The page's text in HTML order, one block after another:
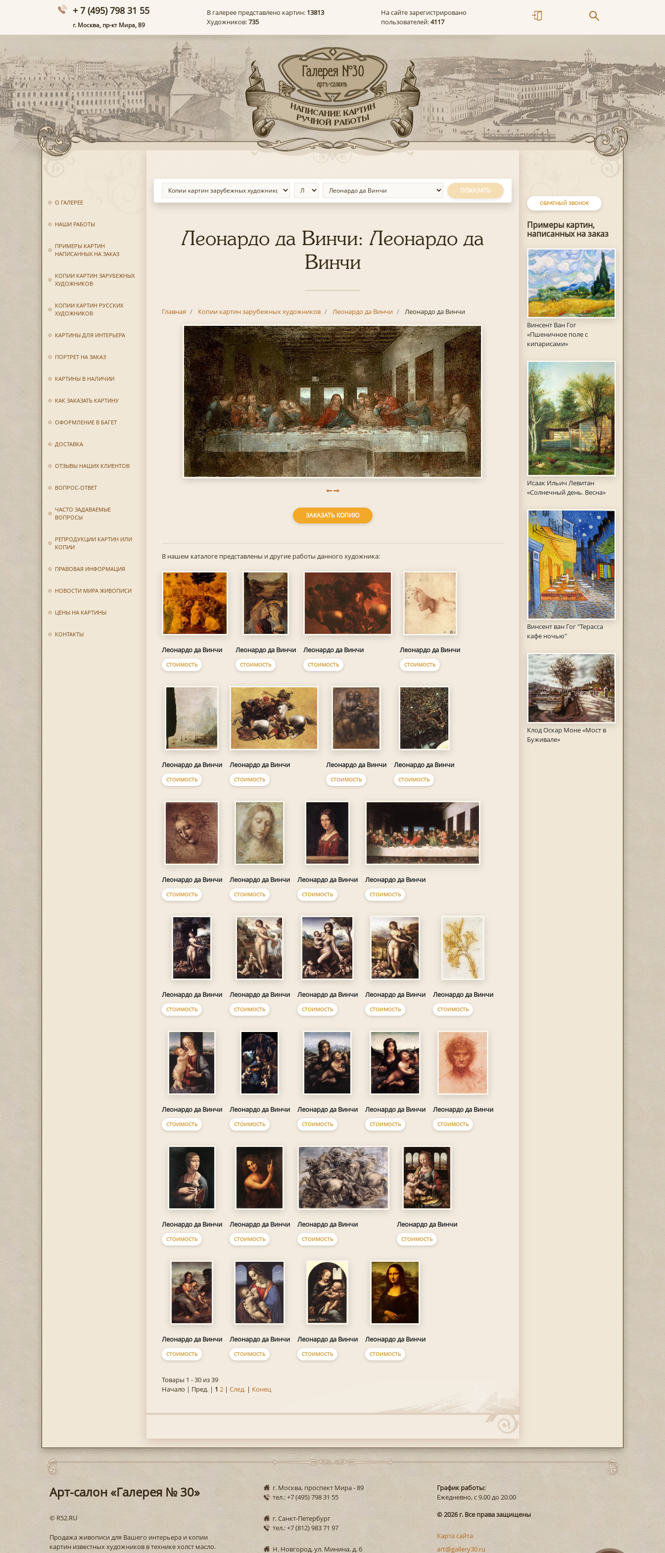
+ 7 (495) 798 31 55
г. Москва, пр-кт Мира, 89
В галерее представлено картин: 13813
Художников:735
На сайте зарегистрировано
пользователей:4117
О ГАЛЕРЕЕ
НАШИ РАБОТЫ
ПРИМЕРЫ КАРТИН
НАПИСАННЫХ НА ЗАКАЗ
КОПИИ КАРТИН ЗАРУБЕЖНЫХ
ХУДОЖНИКОВ
КОПИИ КАРТИН РУССКИХ
ХУДОЖНИКОВ
КАРТИНЫ ДЛЯ ИНТЕРЬЕРА
ПОРТРЕТ НА ЗАКАЗ
КАРТИНЫ В НАЛИЧИИ
КАК ЗАКАЗАТЬ КАРТИНУ
ОФОРМЛЕНИЕ В БАГЕТ
ДОСТАВКА
ОТЗЫВЫ НАШИХ КЛИЕНТОВ
ВОПРОС-ОТВЕТ
ЧАСТО ЗАДАВАЕМЫЕ
ВОПРОСЫ
РЕПРОДУКЦИИ КАРТИН ИЛИ
КОПИИ
ПРАВОВАЯ ИНФОРМАЦИЯ
НОВОСТИ МИРА ЖИВОПИСИ
ЦЕНЫ НА КАРТИНЫ
КОНТАКТЫ
ОБРАТНЫЙ ЗВОНОК
Примеры картин,
написанных на заказ
Винсент Ван Гог
«Пшеничное поле с
кипарисами»
Исаак Ильич Левитан
«Солнечный день. Весна»
Винсент ван Гог "Терасса
кафе ночью"
Клод Оскар Моне «Мост в
Буживале»
ПОКАЗАТЬ
Леонардо да Винчи: Леонардо да
Винчи
Главная Копии картин зарубежных художников Леонардо да Винчи Леонардо да Винчи
ЗАКАЗАТЬ КОПИЮ
В нашем каталоге представлены и другие работы данного художника:
Леонардо да Винчи
СТОИМОСТЬ
Леонардо да Винчи
СТОИМОСТЬ
Леонардо да Винчи
СТОИМОСТЬ
Леонардо да Винчи
СТОИМОСТЬ
Леонардо да Винчи
СТОИМОСТЬ
Леонардо да Винчи
СТОИМОСТЬ
Леонардо да Винчи
СТОИМОСТЬ
Леонардо да Винчи
СТОИМОСТЬ
Леонардо да Винчи
СТОИМОСТЬ
Леонардо да Винчи
СТОИМОСТЬ
Леонардо да Винчи
СТОИМОСТЬ
Леонардо да Винчи
СТОИМОСТЬ
Леонардо да Винчи
СТОИМОСТЬ
Леонардо да Винчи
СТОИМОСТЬ
Леонардо да Винчи
СТОИМОСТЬ
Леонардо да Винчи
СТОИМОСТЬ
Леонардо да Винчи
СТОИМОСТЬ
Леонардо да Винчи
СТОИМОСТЬ
Леонардо да Винчи
СТОИМОСТЬ
Леонардо да Винчи
СТОИМОСТЬ
Леонардо да Винчи
СТОИМОСТЬ
Леонардо да Винчи
СТОИМОСТЬ
Леонардо да Винчи
СТОИМОСТЬ
Леонардо да Винчи
СТОИМОСТЬ
Леонардо да Винчи
СТОИМОСТЬ
Леонардо да Винчи
СТОИМОСТЬ
Леонардо да Винчи
СТОИМОСТЬ
Леонардо да Винчи
СТОИМОСТЬ
Леонардо да Винчи
СТОИМОСТЬ
Леонардо да Винчи
СТОИМОСТЬ
Товары 1 - 30 из 39
Начало | Пред. | 1 2| След.| Конец
Арт-салон «Галерея № 30»
© R52.RU
Продажа живописи для Вашего интерьера и копии
картин известных художников в технике холст масло.
г. Москва, проспект Мира - 89
тел.: +7 (495) 798 31 55
г. Санкт-Петербург
тел.: +7 (812) 983 71 97
Н. Новгород, ул. Минина, д. 6
График работы:
Ежедневно, с 9.00 до 20.00
© 2026 г. Все права защищены
Карта сайта
art@gallery30.ru